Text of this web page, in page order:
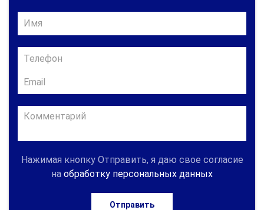
Нажимая кнопку Отправить, я даю свое согласие
на обработку персональных данных
Отправить